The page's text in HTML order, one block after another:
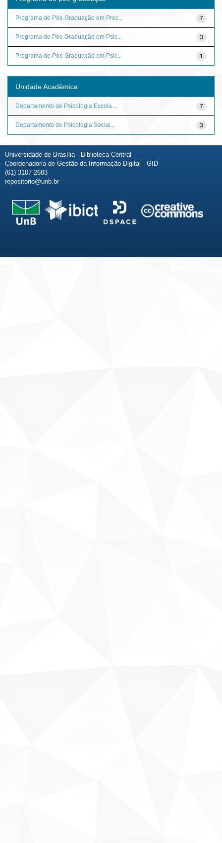
7
Programa de Pós-Graduação em Proc...
3
Programa de Pós-Graduação em Psic...
1
Programa de Pós-Graduação em Psic...
Unidade Acadêmica
7
Departamento de Psicologia Escola...
3
Departamento de Psicologia Social...
Universidade de Brasília - Biblioteca Central
Coordenadoria de Gestão da Informação Digital - GID
(61) 3107-2683
repositorio@unb.br